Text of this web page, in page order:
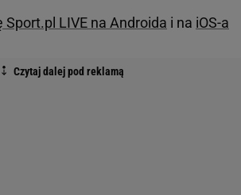
Sport.pl LIVE na Androida i na iOS-a